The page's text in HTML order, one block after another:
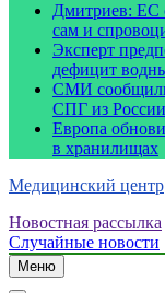
Дмитриев: ЕС
сам и
Эксперт
дефицит
СМИ
СПГ из России
Европа
в хранилищах
Медицинский центр
Новостная рассылка
Случайные новости
Меню